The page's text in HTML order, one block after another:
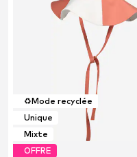
♻️Mode recyclée
Unique
Mixte
OFFRE